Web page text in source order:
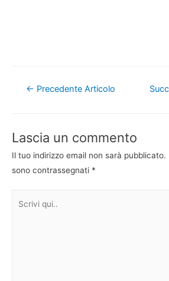
Navigazione
← Precedente Articolo
Lascia un commento
Il tuo indirizzo email non sarà pubblicato.
sono contrassegnati *